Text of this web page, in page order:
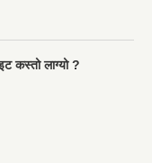
कस्तो लाग्यो ?